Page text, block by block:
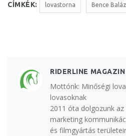
CÍMKÉK: lovastorna Bence
RIDERLINE MAGAZIN
Mottónk: Minőségi
lovasoknak
2011 óta dolgozunk
marketing
és filmgyártás